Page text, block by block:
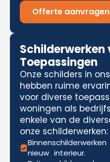
Offerte aanvragen
Schilderwerken
Toepassingen
Onze schilders in
hebben ruime
voor diverse
woningen als
enkele van de
onze schilderwerken:
nieuw interieur.